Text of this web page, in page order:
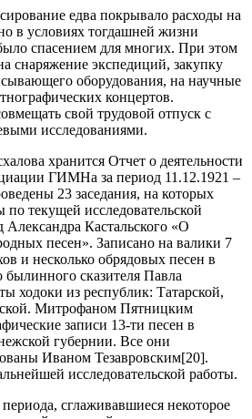
едва покрывало расходы на
в условиях тогдашней жизни
спасением для многих. При этом
снаряжение экспедиций, закупку
оборудования, на научные
концертов.
свой трудовой отпуск с
исследованиями.
хранится Отчет о деятельности
ГИМНа за период 11.12.1921 –
23 заседания, на которых
по текущей исследовательской
Александра Кастальского «О
песен». Записано на валики 7
и несколько обрядовых песен в
сказителя Павла
ходоки из республик: Татарской,
Митрофаном Пятницким
записи 13-ти песен в
губернии. Все они
Иваном Тезавровским[20].
исследовательской работы.
сглаживавшиеся некоторое